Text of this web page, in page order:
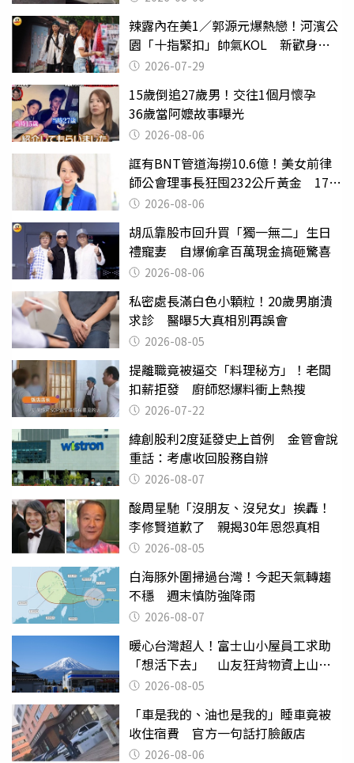
辣露內在美1／郭源元爆熱戀！河濱公
園「十指緊扣」帥氣KOL 新歡身份
曝光2026-07-29
15歲倒追27歲男！交往1個月懷孕
36歲當阿嬤故事曝光
2026-08-06
誆有BNT管道海撈10.6億！美女前律
師公會理事長狂囤232公斤黃金 17人
遭起訴
2026-08-06
胡瓜靠股市回升買「獨一無二」生日
禮寵妻 自爆偷拿百萬現金搞砸驚喜
2026-08-06
私密處長滿白色小顆粒！20歲男崩潰
求診 醫曝5大真相別再誤會
2026-08-05
提離職竟被逼交「料理秘方」！老闆
扣薪拒發 廚師怒爆料衝上熱搜
2026-07-22
緯創股利2度延發史上首例 金管會說
重話：考慮收回股務自辦
2026-08-07
酸周星馳「沒朋友、沒兒女」挨轟！
李修賢道歉了 親揭30年恩怨真相
2026-08-05
白海豚外圍掃過台灣！今起天氣轉趨
不穩 週末慎防強降雨
2026-08-07
暖心台灣超人！富士山小屋員工求助
「想活下去」 山友狂背物資上山：
台灣真的是寶島
2026-08-05
「車是我的、油也是我的」睡車竟被
收住宿費 官方一句話打臉飯店
2026-08-06